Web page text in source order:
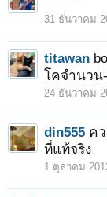
31 ธันวาคม
titawan
โคจำนวน
24 ธันวาคม
din555 ค
ที่แท้จริง
1 ตุลาคม